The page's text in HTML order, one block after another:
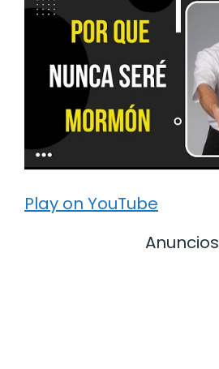
Play on YouTube
Anuncios